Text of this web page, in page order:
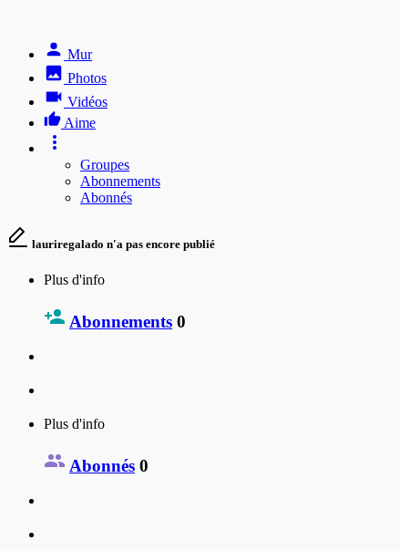
Mur
Photos
Vidéos
Aime
Groupes
Abonnements
Abonnés
lauriregalado n'a pas encore publié
Plus d'info
Abonnements 0
Plus d'info
Abonnés 0